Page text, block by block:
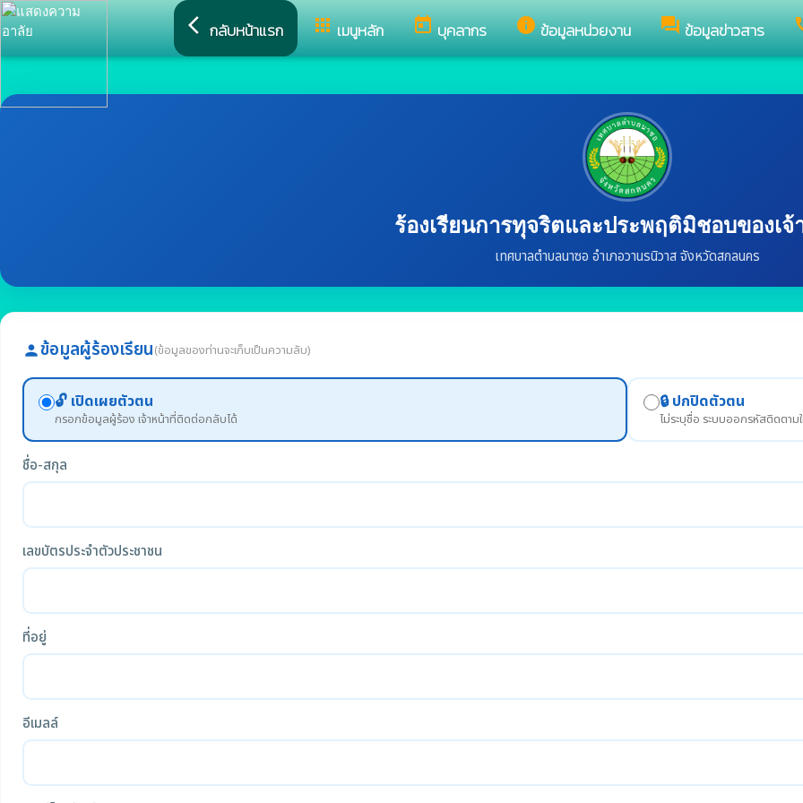
arrow_back_ios กลับหน้าแรก appsเมนูหลัก todayบุคลากร infoข้อมูลหน่วยงาน forumข้อมูลข่าวสาร
ร้องเรียนการทุจริตและประพฤติมิชอบของเ
เทศบาลตำบลนาซอ อำเภอวานรนิวาส จังหวัดสกลนคร
personข้อมูลผู้ร้องเรียน(ข้อมูลของท่านจะเก็บเป็นความลับ)
🔓 เปิดเผยตัวตน
กรอกข้อมูลผู้ร้อง เจ้าหน้าที่ติดต่อกลับได้
🔒 ปกปิดตัวตน
ไม่ระบุชื่อ ระบบออกรหัสติดตาม
ชื่อ-สกุล
เลขบัตรประจำตัวประชาชน
ที่อยู่
อีเมลล์